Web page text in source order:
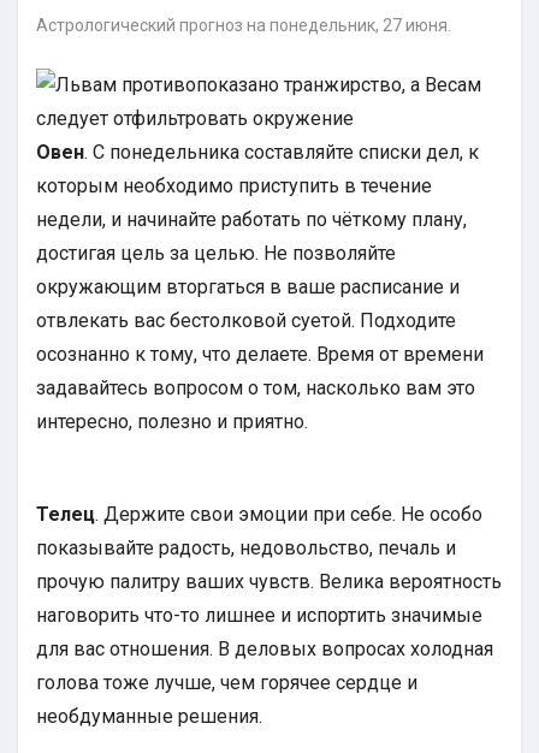
Астрологический прогноз на понедельник, 27 июня.
Овен. С понедельника составляйте списки дел, к
которым необходимо приступить в течение
недели, и начинайте работать по чёткому плану,
достигая цель за целью. Не позволяйте
окружающим вторгаться в ваше расписание и
отвлекать вас бестолковой суетой. Подходите
осознанно к тому, что делаете. Время от времени
задавайтесь вопросом о том, насколько вам это
интересно, полезно и приятно.
Телец. Держите свои эмоции при себе. Не особо
показывайте радость, недовольство, печаль и
прочую палитру ваших чувств. Велика вероятность
наговорить что-то лишнее и испортить значимые
для вас отношения. В деловых вопросах холодная
голова тоже лучше, чем горячее сердце и
необдуманные решения.